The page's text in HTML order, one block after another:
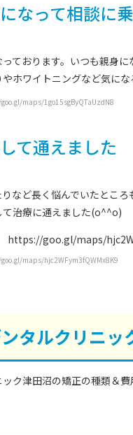
なって相談に
ております。いつも親身
ホワイトニングなど気に
maps/1go15sgByQTaUzdN8
て通えました
など長く悩んでいたとこ
て治療に通えました(o^^o)
https://goo.gl/maps/
maps/hjc2WFym3fQWMx8K9
タルクリニッ
ク津田沼の矯正の種類＆費